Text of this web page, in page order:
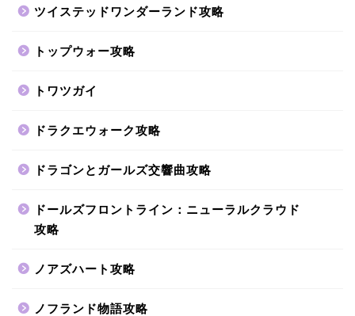
ツイステッドワンダーランド攻略
トップウォー攻略
トワツガイ
ドラクエウォーク攻略
ドラゴンとガールズ交響曲攻略
ドールズフロントライン：ニューラルクラウド
攻略
ノアズハート攻略
ノフランド物語攻略